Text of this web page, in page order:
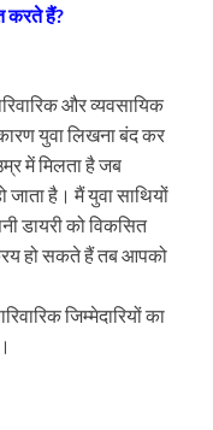
करते हैं?
और व्यवसायिक
युवा लिखना बंद कर
में मिलता है जब
जाता है। मैं युवा साथियों
डायरी को विकसित
हो सकते हैं तब आपको
जिम्मेदारियों का